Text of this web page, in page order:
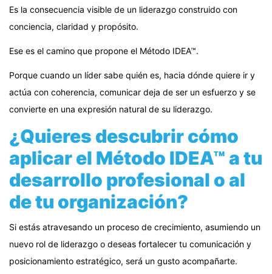
Es la consecuencia visible de un liderazgo construido con
conciencia, claridad y propósito.
Ese es el camino que propone el Método IDEA™.
Porque cuando un líder sabe quién es, hacia dónde quiere ir y
actúa con coherencia, comunicar deja de ser un esfuerzo y se
convierte en una expresión natural de su liderazgo.
¿Quieres descubrir cómo
aplicar el Método IDEA™ a tu
desarrollo profesional o al
de tu organización?
Si estás atravesando un proceso de crecimiento, asumiendo un
nuevo rol de liderazgo o deseas fortalecer tu comunicación y
posicionamiento estratégico, será un gusto acompañarte.